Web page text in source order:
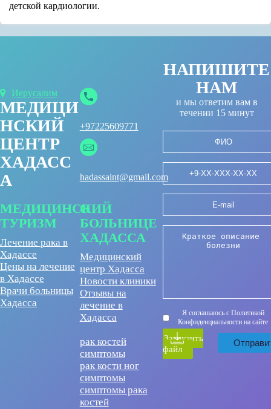
детской кардиологии.
Иерусалим
МЕДИЦИ
НСКИЙ
ЦЕНТР
ХАДАСС
А
+97225609771
hadassaint@gmail.com
МЕДИЦИНСКИЙ
ТУРИЗМ
Лечение рака в
Хадассе
Цены на лечение
в Хадассе
Врачи больницы
Хадасса
О
БОЛЬНИЦЕ
ХАДАССА
Медицинский
центр Хадасса
Новости клиники
Отзывы на
лечение в
Хадасса
рак костей
симптомы
рак кости ног
симптомы
симптомы рака
костей
НАПИШИТЕ
НАМ
и мы ответим вам в
течении 15 минут
Я соглашаюсь с Политикой
Конфиденциальности на сайте
Загрузить
файл